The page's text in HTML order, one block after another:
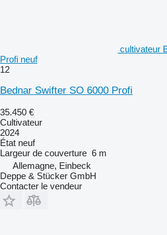
cultivateur
Profi neuf
12
Bednar Swifter SO 6000 Profi
35.450 €
Cultivateur
2024
État neuf
Largeur de couverture 6 m
Allemagne, Einbeck
Deppe & Stücker GmbH
Contacter le vendeur